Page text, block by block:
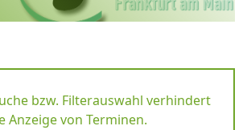
bzw. Filterauswahl verhindert
Anzeige von Terminen.